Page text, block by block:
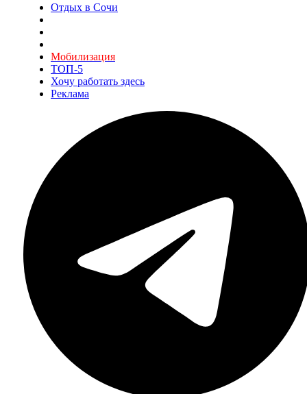
Отдых в Сочи
Мобилизация
ТОП-5
Хочу работать здесь
Реклама